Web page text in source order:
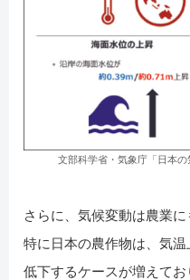
文部科学省・気象庁「日本
さらに、気候変動は農業に
特に日本の農作物は、気
低下するケースが増えて